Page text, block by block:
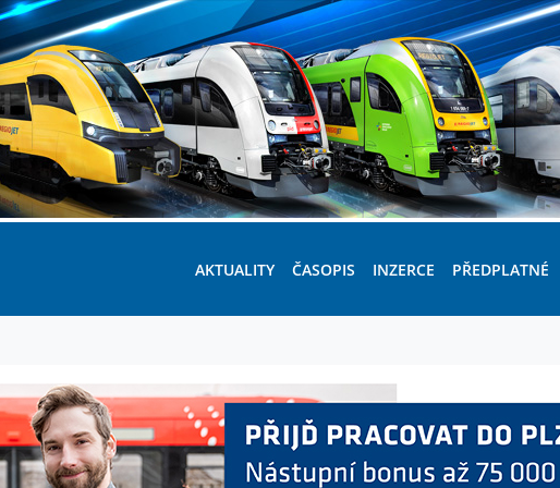
AKTUALITY ČASOPIS INZERCE PŘEDPLATNÉ